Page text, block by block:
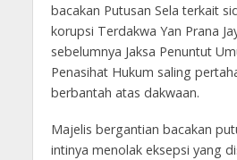
bacakan Putusan Sela terkait
korupsi Terdakwa Yan Prana
sebelumnya Jaksa Penuntut
Penasihat Hukum saling
berbantah atas dakwaan.
Majelis bergantian bacakan
intinya menolak eksepsi yang